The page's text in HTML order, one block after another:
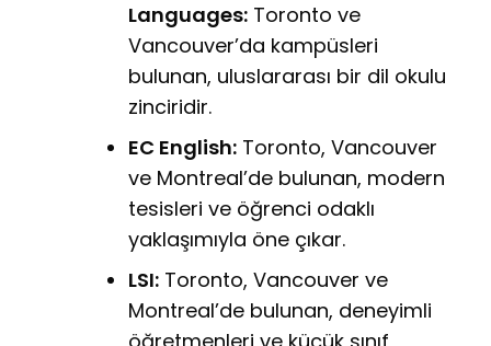
Languages: Toronto ve
Vancouver’da kampüsleri
bulunan, uluslararası bir dil okulu
zinciridir.
EC English: Toronto, Vancouver
ve Montreal’de bulunan, modern
tesisleri ve öğrenci odaklı
yaklaşımıyla öne çıkar.
LSI: Toronto, Vancouver ve
Montreal’de bulunan, deneyimli